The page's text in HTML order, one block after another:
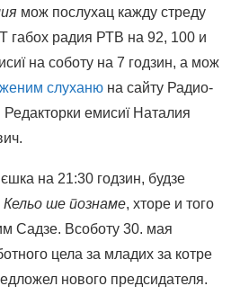
мож послухац кажду стреду
габох радия РТВ на 92, 100 и
на соботу на 7 годзин, а мож
слуханю на сайту Радио-
емисиї Наталия
на 21:30 годзин, будзе
Кельо ше познаме, хторе и того
Садзе. Всоботу 30. мая
цела за младих за котре
нового предсидателя.